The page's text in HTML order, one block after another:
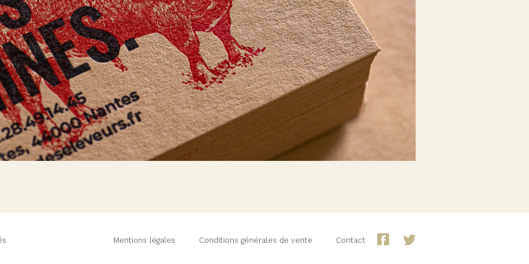
Mentions légales Conditions générales de vente Contact